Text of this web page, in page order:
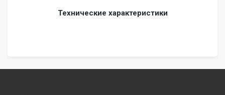
Технические характеристики